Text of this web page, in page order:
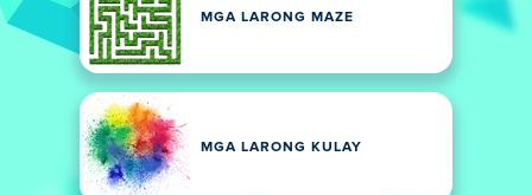
MGA LARONG MAZE
MGA LARONG KULAY